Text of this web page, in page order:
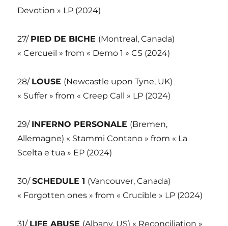
Devotion » LP (2024)
27/ PIED DE BICHE (Montreal, Canada)
« Cercueil » from « Demo 1 » CS (2024)
28/ LOUSE (Newcastle upon Tyne, UK)
« Suffer » from « Creep Call » LP (2024)
29/ INFERNO PERSONALE (Bremen,
Allemagne) « Stammi Contano » from « La
Scelta e tua » EP (2024)
30/SCHEDULE 1 (Vancouver, Canada)
« Forgotten ones » from « Crucible » LP (2024)
31/ LIFE ABUSE (Albany, US) « Reconciliation »